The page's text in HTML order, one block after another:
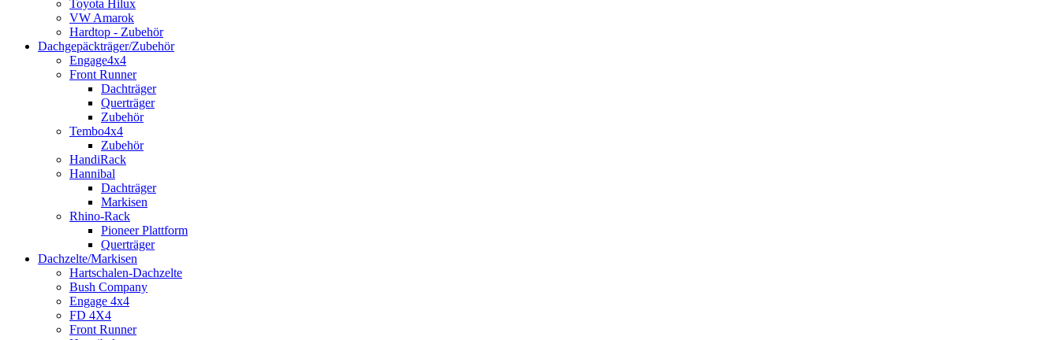
Toyota Hilux
VW Amarok
Hardtop - Zubehör
Dachgepäckträger/Zubehör
Engage4x4
Front Runner
Dachträger
Querträger
Zubehör
Tembo4x4
Zubehör
HandiRack
Hannibal
Dachträger
Markisen
Rhino-Rack
Pioneer Plattform
Querträger
Dachzelte/Markisen
Hartschalen-Dachzelte
Bush Company
Engage 4x4
FD 4X4
Front Runner